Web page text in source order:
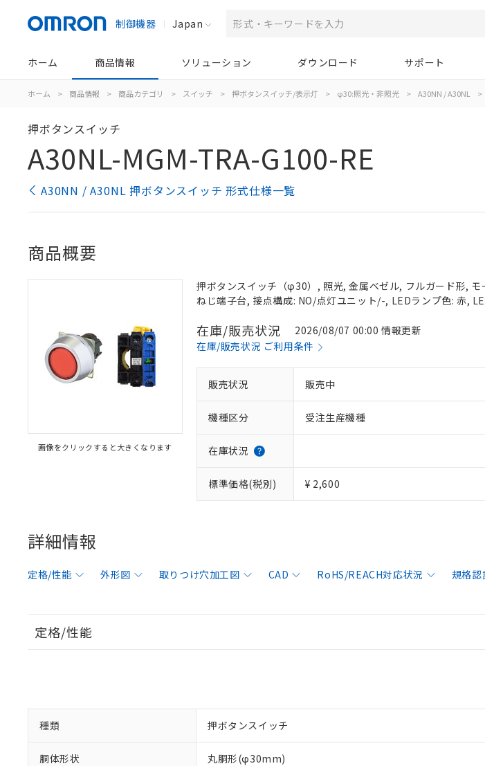
制御機器 Japan
ホーム 商品情報 ソリューション ダウンロード サポート
ホーム > 商品情報 > 商品カテゴリ > スイッチ > 押ボタンスイッチ/表示灯 > φ30:照光・非照光 > A30NN / A30NL >
押ボタンスイッチ
A30NL-MGM-TRA-G100-RE
A30NN / A30NL 押ボタンスイッチ 形式仕様一覧
商品概要
画像をクリックすると大きくなります
押ボタンスイッチ（φ30）, 照光, 金属ベゼル, フルガード形,
ねじ端子台, 接点構成: NO/点灯ユニット/-, LEDランプ色: 赤,
在庫/販売状況
2026/08/07 00:00 情報更新
在庫/販売状況 ご利用条件
販売状況 販売中
機種区分 受注生産機種
在庫状況
標準価格(税別) ¥ 2,600
詳細情報
定格/性能 外形図 取りつけ穴加工図 CAD RoHS/REACH対応状況 規格認
定格/性能
種類 押ボタンスイッチ
胴体形状 丸胴形(φ30mm)